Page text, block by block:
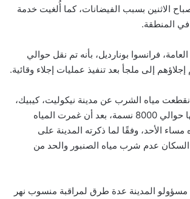
الاثنين بسبب الفيضانات، كما أُلغيت خدمة
في المنطقة.
فرانسوا بونارديل، بأنه تم نقل حوالي
إلى ملجأ بعد تنفيذ عمليات إجلاء وقائية.
مياه الشرب عن مدينة نيكوليت، كيبيك،
التي يبلغ عدد سكانها حوالي 8000 نسمة، بعد أن غمرت المياه
الأحد، وفقًا لما ذكرته المدينة على
عدم شرب مياه الصنبور والحد من
المدينة عدة طرق لمراقبة منسوب نهر